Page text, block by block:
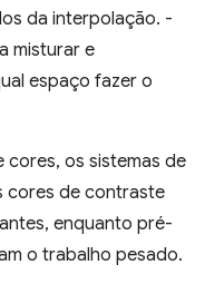
da interpolação. -
misturar e
espaço fazer o
os sistemas de
cores de contraste
enquanto pré-
o trabalho pesado.